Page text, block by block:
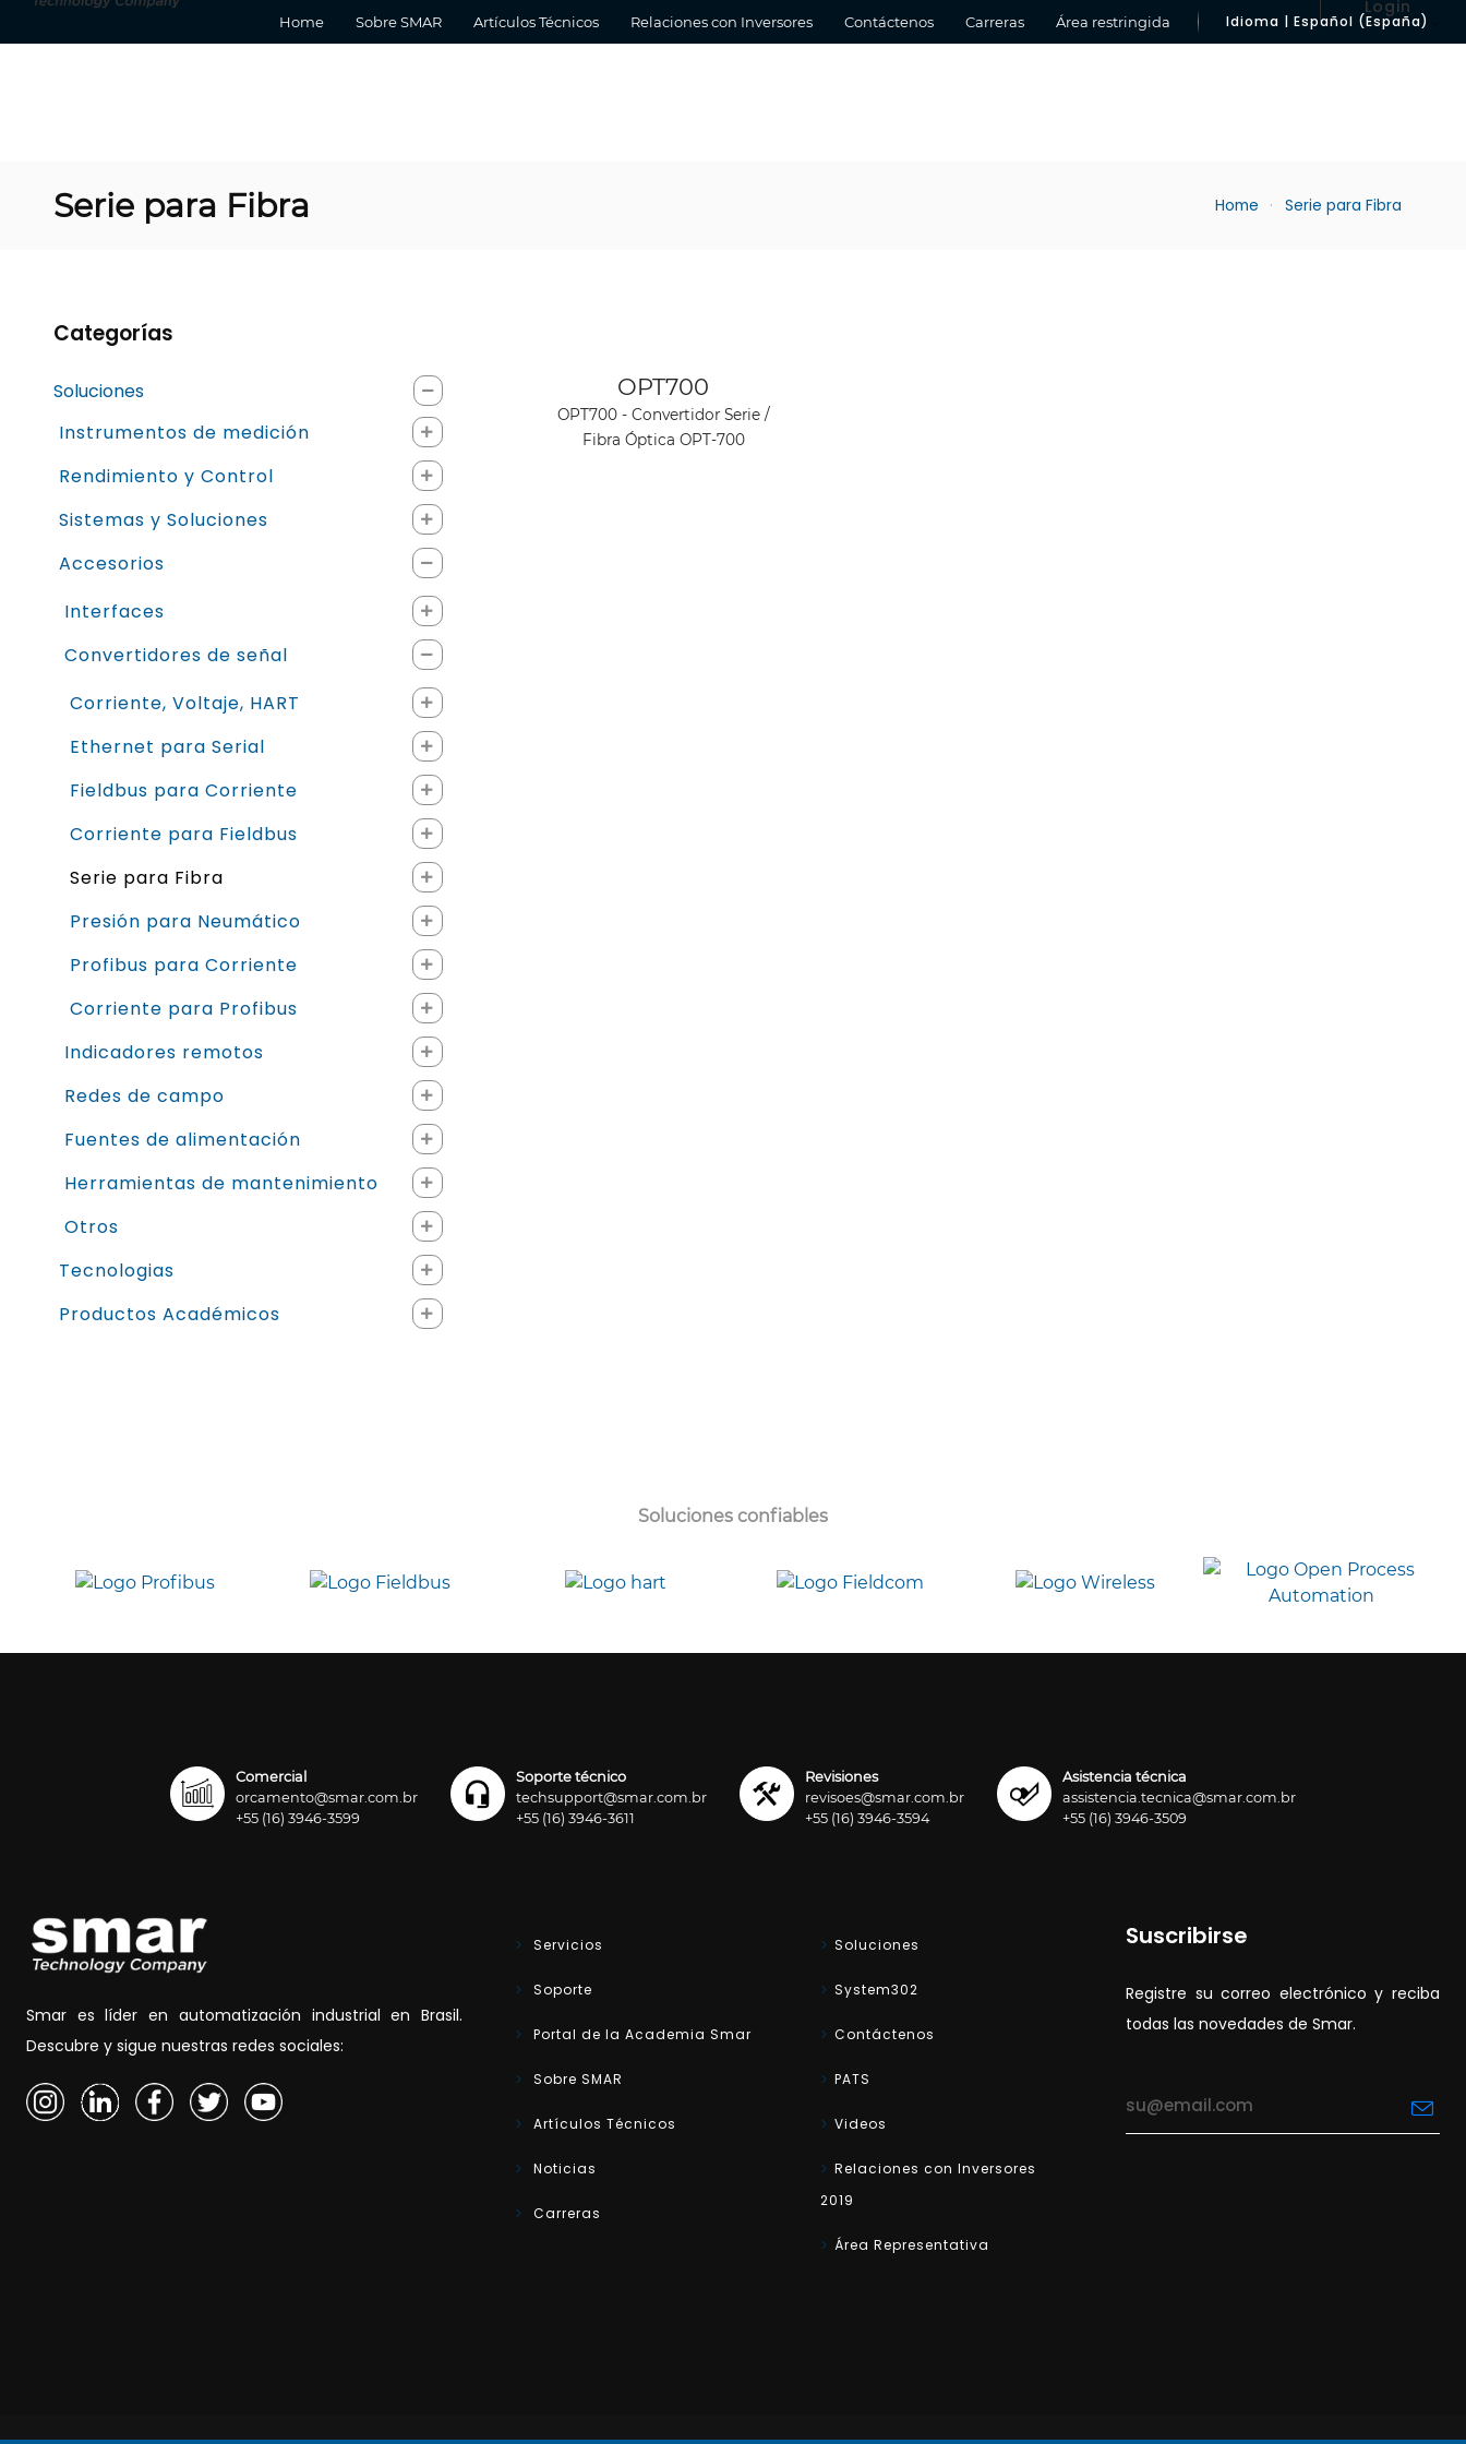
Home Sobre SMAR Artículos Técnicos Relaciones con Inversores Contáctenos Carreras Área restringida Idioma | Español (España)
Login
Serie para Fibra Home Serie para Fibra
Ver producto
OPT700
OPT700 - Convertidor Serie /
Fibra Óptica OPT-700
Categorías
Soluciones
Instrumentos de medición
Rendimiento y Control
Sistemas y Soluciones
Accesorios
Interfaces
Convertidores de señal
Corriente, Voltaje, HART
Ethernet para Serial
Fieldbus para Corriente
Corriente para Fieldbus
Serie para Fibra
Presión para Neumático
Profibus para Corriente
Corriente para Profibus
Indicadores remotos
Redes de campo
Fuentes de alimentación
Herramientas de mantenimiento
Otros
Tecnologias
Productos Académicos
Soluciones confiables
Comercial
orcamento@smar.com.br
+55 (16) 3946-3599
Soporte técnico
techsupport@smar.com.br
+55 (16) 3946-3611
Revisiones
revisoes@smar.com.br
+55 (16) 3946-3594
Asistencia técnica
assistencia.tecnica@smar.com.br
+55 (16) 3946-3509
Smar es líder en automatización industrial en Brasil.
Descubre y sigue nuestras redes sociales:
Servicios
Soporte
Portal de la Academia Smar
Sobre SMAR
Artículos Técnicos
Noticias
Carreras
Soluciones
System302
Contáctenos
PATS
Videos
Relaciones con Inversores
2019
Área Representativa
Suscribirse
Registre su correo electrónico y reciba
todas las novedades de Smar.